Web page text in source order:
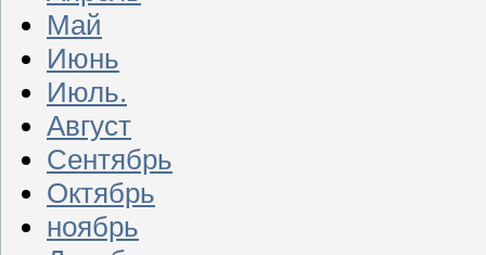
Май
Июнь
Июль.
Август
Сентябрь
Октябрь
ноябрь